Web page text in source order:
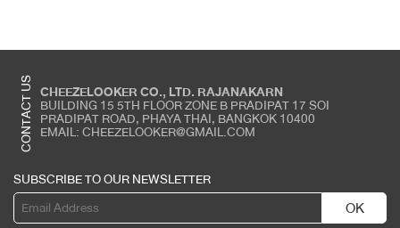
CONTACT US CHEEZELOOKER CO., LTD. RAJANAKARN
BUILDING 15 5TH FLOOR ZONE B PRADIPAT 17 SOI
PRADIPAT ROAD, PHAYA THAI, BANGKOK 10400
EMAIL: CHEEZELOOKER@GMAIL.COM
SUBSCRIBE TO OUR NEWSLETTER
OK